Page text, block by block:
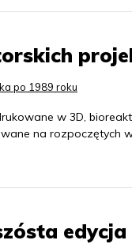
po 1989 roku
w 3D,
na rozpoczętych